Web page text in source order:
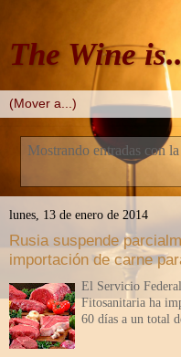
The Wine
Mostrando entradas con
lunes, 13 de enero de 2014
Rusia suspende
importación de carne
El Servicio
Fitosanitaria ha
60 días a un total